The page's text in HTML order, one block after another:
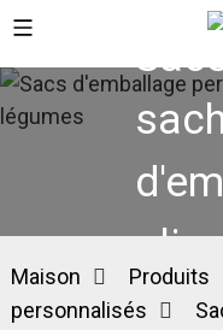
Maison Produits
personnalisés